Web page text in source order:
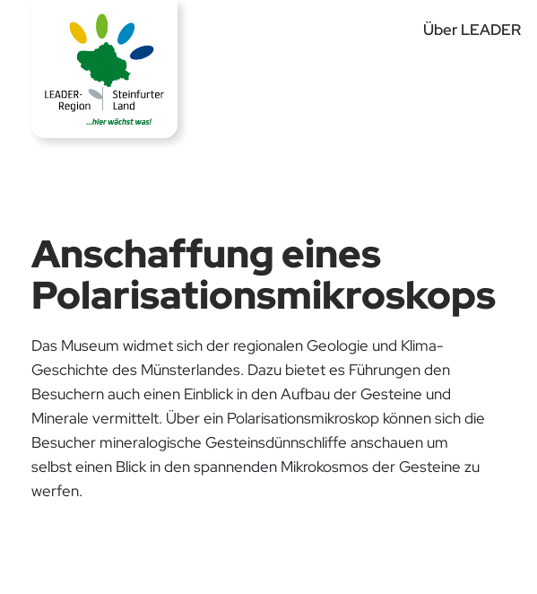
Über LEADER
Anschaffung eines
Polarisationsmikroskops
Das Museum widmet sich der regionalen Geologie und Klima-
Geschichte des Münsterlandes. Dazu bietet es Führungen den
Besuchern auch einen Einblick in den Aufbau der Gesteine und
Minerale vermittelt. Über ein Polarisationsmikroskop können sich die
Besucher mineralogische Gesteinsdünnschliffe anschauen um
selbst einen Blick in den spannenden Mikrokosmos der Gesteine zu
werfen.